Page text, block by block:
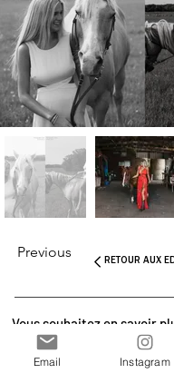
Previous
Vous souhaitez en savoir
l'art et de la mode ?
newsletter dès
Email Instagram